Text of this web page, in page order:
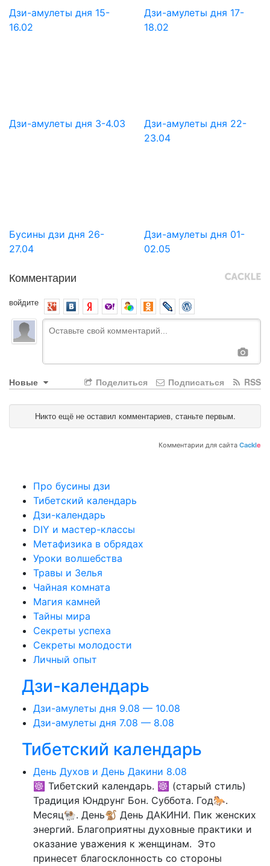
Про бусины дзи
Тибетский календарь
Дзи-календарь
DIY и мастер-классы
Метафизика в обрядах
Уроки волшебства
Травы и Зелья
Чайная комната
Магия камней
Тайны мира
Секреты успеха
Секреты молодости
Личный опыт
Дзи-календарь
Дзи-амулеты дня 9.08 — 10.08
Дзи-амулеты дня 7.08 — 8.08
Тибетский календарь
День Духов и День Дакини 8.08
☸ Тибетский календарь. ☸ (старый стиль)
Традиция Юндрунг Бон. Суббота. Год🐎.
Месяц🐏. День🐒 День ДАКИНИ. Пик женских
энергий. Благоприятны духовные практики и
оказание уважения к женщинам. Это
принесет благосклонность со стороны
Дзи-амулеты дня 15-
16.02
Дзи-амулеты дня 17-
18.02
Дзи-амулеты дня 3-4.03
Дзи-амулеты дня 22-
23.04
Бусины дзи дня 26-
27.04
Дзи-амулеты дня 01-
02.05
Комментарии
войдите
Новые RSS
Подписаться
Поделиться
Никто ещё не оставил комментариев, станьте первым.
Комментарии для сайта Cackle